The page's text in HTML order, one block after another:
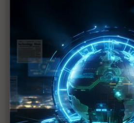
1千萬倍輻射量搞烏龍 東電下修
福島1號核電廠1、2號爐污水出
福島第1核電廠3號機傳有3名員
福島23日清晨發生規模5餘震 日
核電廠復原作業